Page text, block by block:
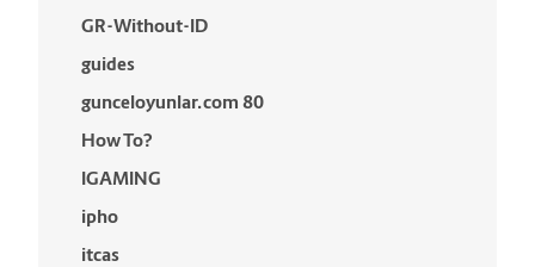
GR-Without-ID
guides
gunceloyunlar.com 80
How To?
IGAMING
ipho
itcas